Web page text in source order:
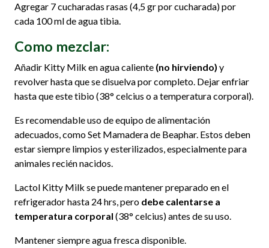
Agregar 7 cucharadas rasas (4,5 gr por cucharada) por
cada 100 ml de agua tibia.
Como mezclar:
Añadir Kitty Milk en agua caliente (no hirviendo) y
revolver hasta que se disuelva por completo. Dejar enfriar
hasta que este tibio (38° celcius o a temperatura corporal).
Es recomendable uso de equipo de alimentación
adecuados, como Set Mamadera de Beaphar. Estos deben
estar siempre limpios y esterilizados, especialmente para
animales recién nacidos.
Lactol Kitty Milk se puede mantener preparado en el
refrigerador hasta 24 hrs, pero debe calentarse a
temperatura corporal (38° celcius) antes de su uso.
Mantener siempre agua fresca disponible.